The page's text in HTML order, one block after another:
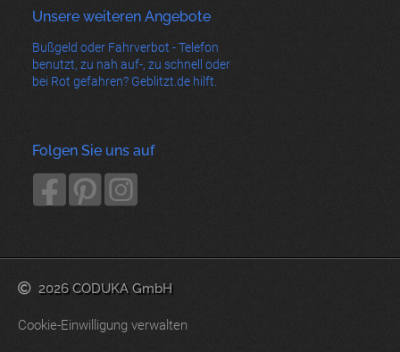
Unsere weiteren Angebote
Bußgeld oder Fahrverbot - Telefon
benutzt, zu nah auf-, zu schnell oder
bei Rot gefahren? Geblitzt.de hilft.
Folgen Sie uns auf
2026 CODUKA GmbH
Cookie-Einwilligung verwalten